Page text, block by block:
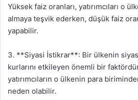
Yüksek faiz oranları, yatırımcıları o
almaya teşvik ederken, düşük faiz
yapabilir.
3. **Siyasi İstikrar**: Bir ülkenin
kurlarını etkileyen önemli bir
yatırımcıların o ülkenin para
neden olabilir.